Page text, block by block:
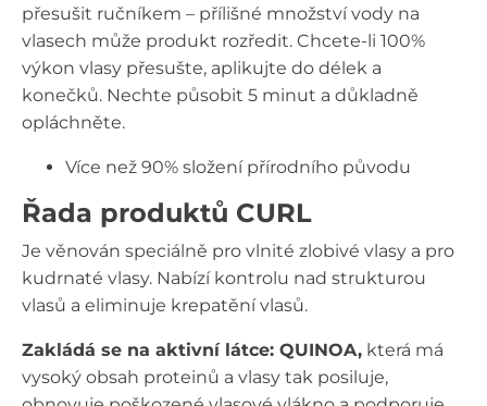
přesušit ručníkem – přílišné množství vody na
vlasech může produkt rozředit. Chcete-li 100%
výkon vlasy přesušte, aplikujte do délek a
konečků. Nechte působit 5 minut a důkladně
opláchněte.
Více než 90% složení přírodního původu
Řada produktů CURL
Je věnován speciálně pro vlnité zlobivé vlasy a pro
kudrnaté vlasy. Nabízí kontrolu nad strukturou
vlasů a eliminuje krepatění vlasů.
Zakládá se na aktivní látce: QUINOA, která má
vysoký obsah proteinů a vlasy tak posiluje,